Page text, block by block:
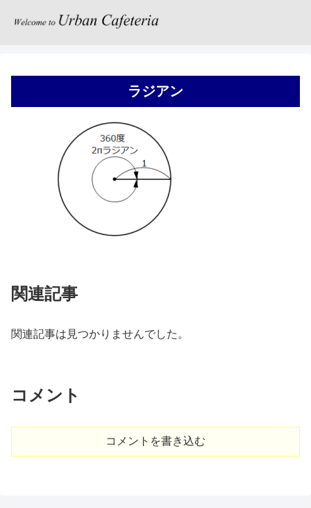
ラジアン
関連記事
関連記事は見つかりませんでした。
コメント
コメントを書き込む